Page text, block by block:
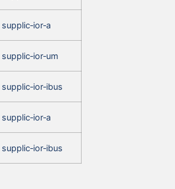
supplic‑ior‑a
supplic‑ior‑um
supplic‑ior‑ibus
supplic‑ior‑a
supplic‑ior‑ibus